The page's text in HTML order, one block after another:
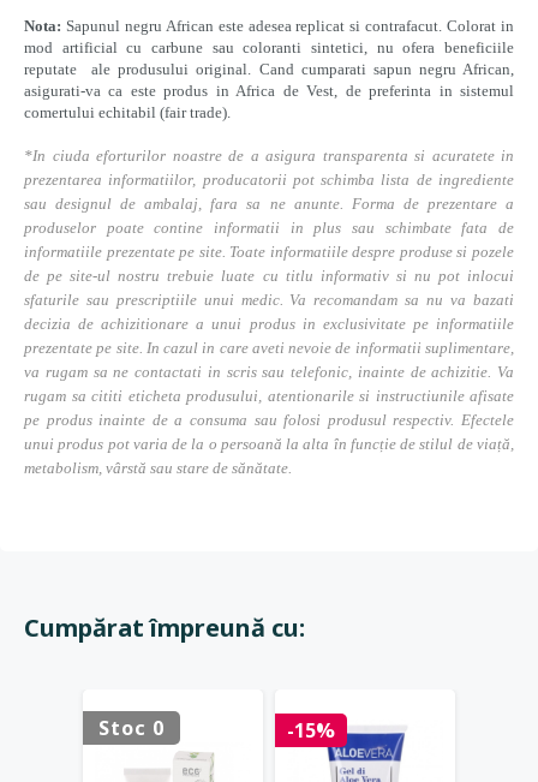
Nota: Sapunul negru African este adesea replicat si contrafacut. Colorat in
mod artificial cu carbune sau coloranti sintetici, nu ofera beneficiile
reputate ale produsului original. Cand cumparati sapun negru African,
asigurati-va ca este produs in Africa de Vest, de preferinta in sistemul
comertului echitabil (fair trade).
*In ciuda eforturilor noastre de a asigura transparenta si acuratete in
prezentarea informatiilor, producatorii pot schimba lista de ingrediente
sau designul de ambalaj, fara sa ne anunte. Forma de prezentare a
produselor poate contine informatii in plus sau schimbate fata de
informatiile prezentate pe site. Toate informatiile despre produse si pozele
de pe site-ul nostru trebuie luate cu titlu informativ si nu pot inlocui
sfaturile sau prescriptiile unui medic. Va recomandam sa nu va bazati
decizia de achizitionare a unui produs in exclusivitate pe informatiile
prezentate pe site. In cazul in care aveti nevoie de informatii suplimentare,
va rugam sa ne contactati in scris sau telefonic, inainte de achizitie. Va
rugam sa cititi eticheta produsului, atentionarile si instructiunile afisate
pe produs inainte de a consuma sau folosi produsul respectiv. Efectele
unui produs pot varia de la o persoană la alta în funcție de stilul de viață,
metabolism, vârstă sau stare de sănătate.
Cumpărat împreună cu:
Stoc 0 -15%